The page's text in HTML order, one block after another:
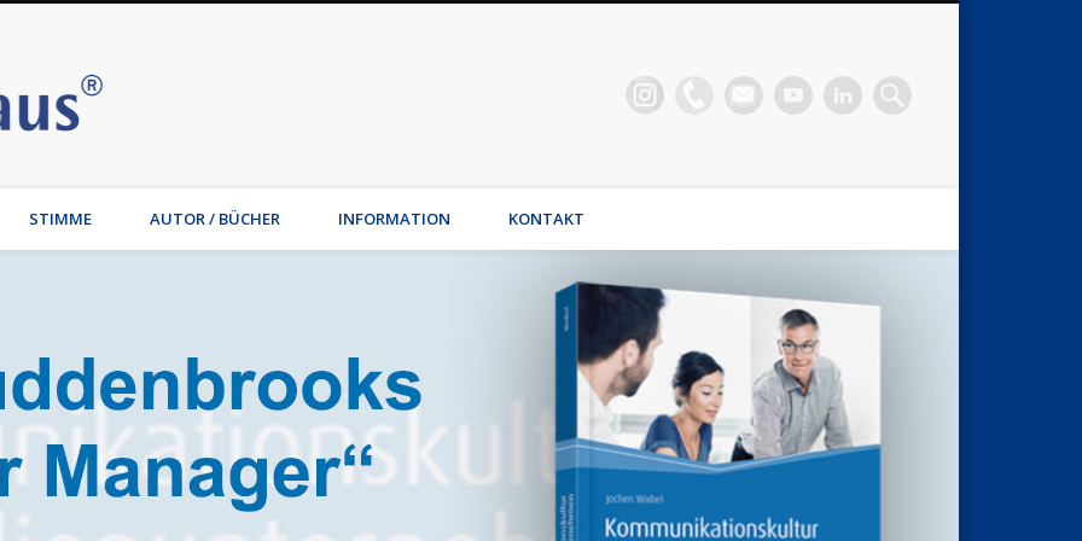
Stimmhaus | Hamburg – Jochen Waibel
Wirtschaftsmediation, Familienmediation, Familienunternehmen: Jochen Waibel, Stimmhaus Coach, Wirtschaftsmediator
STIMME AUTOR / BÜCHER INFORMATION KONTAKT